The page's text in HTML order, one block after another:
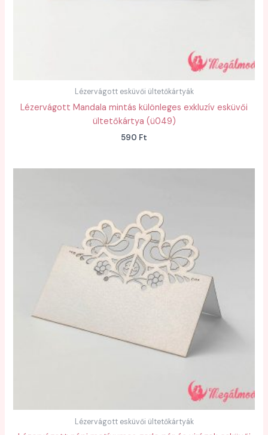
Lézervágott esküvői ültetőkártyák
Lézervágott Mandala mintás különleges exkluzív esküvői
ültetőkártya (ü049)
590 Ft
Lézervágott esküvői ültetőkártyák